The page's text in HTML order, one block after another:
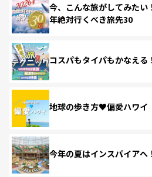
今、こんな旅がしてみた
年絶対行くべき旅先30
コスパもタイパもかなえる
地球の歩き方♥偏愛ハワイ
今年の夏はインスパイアへ